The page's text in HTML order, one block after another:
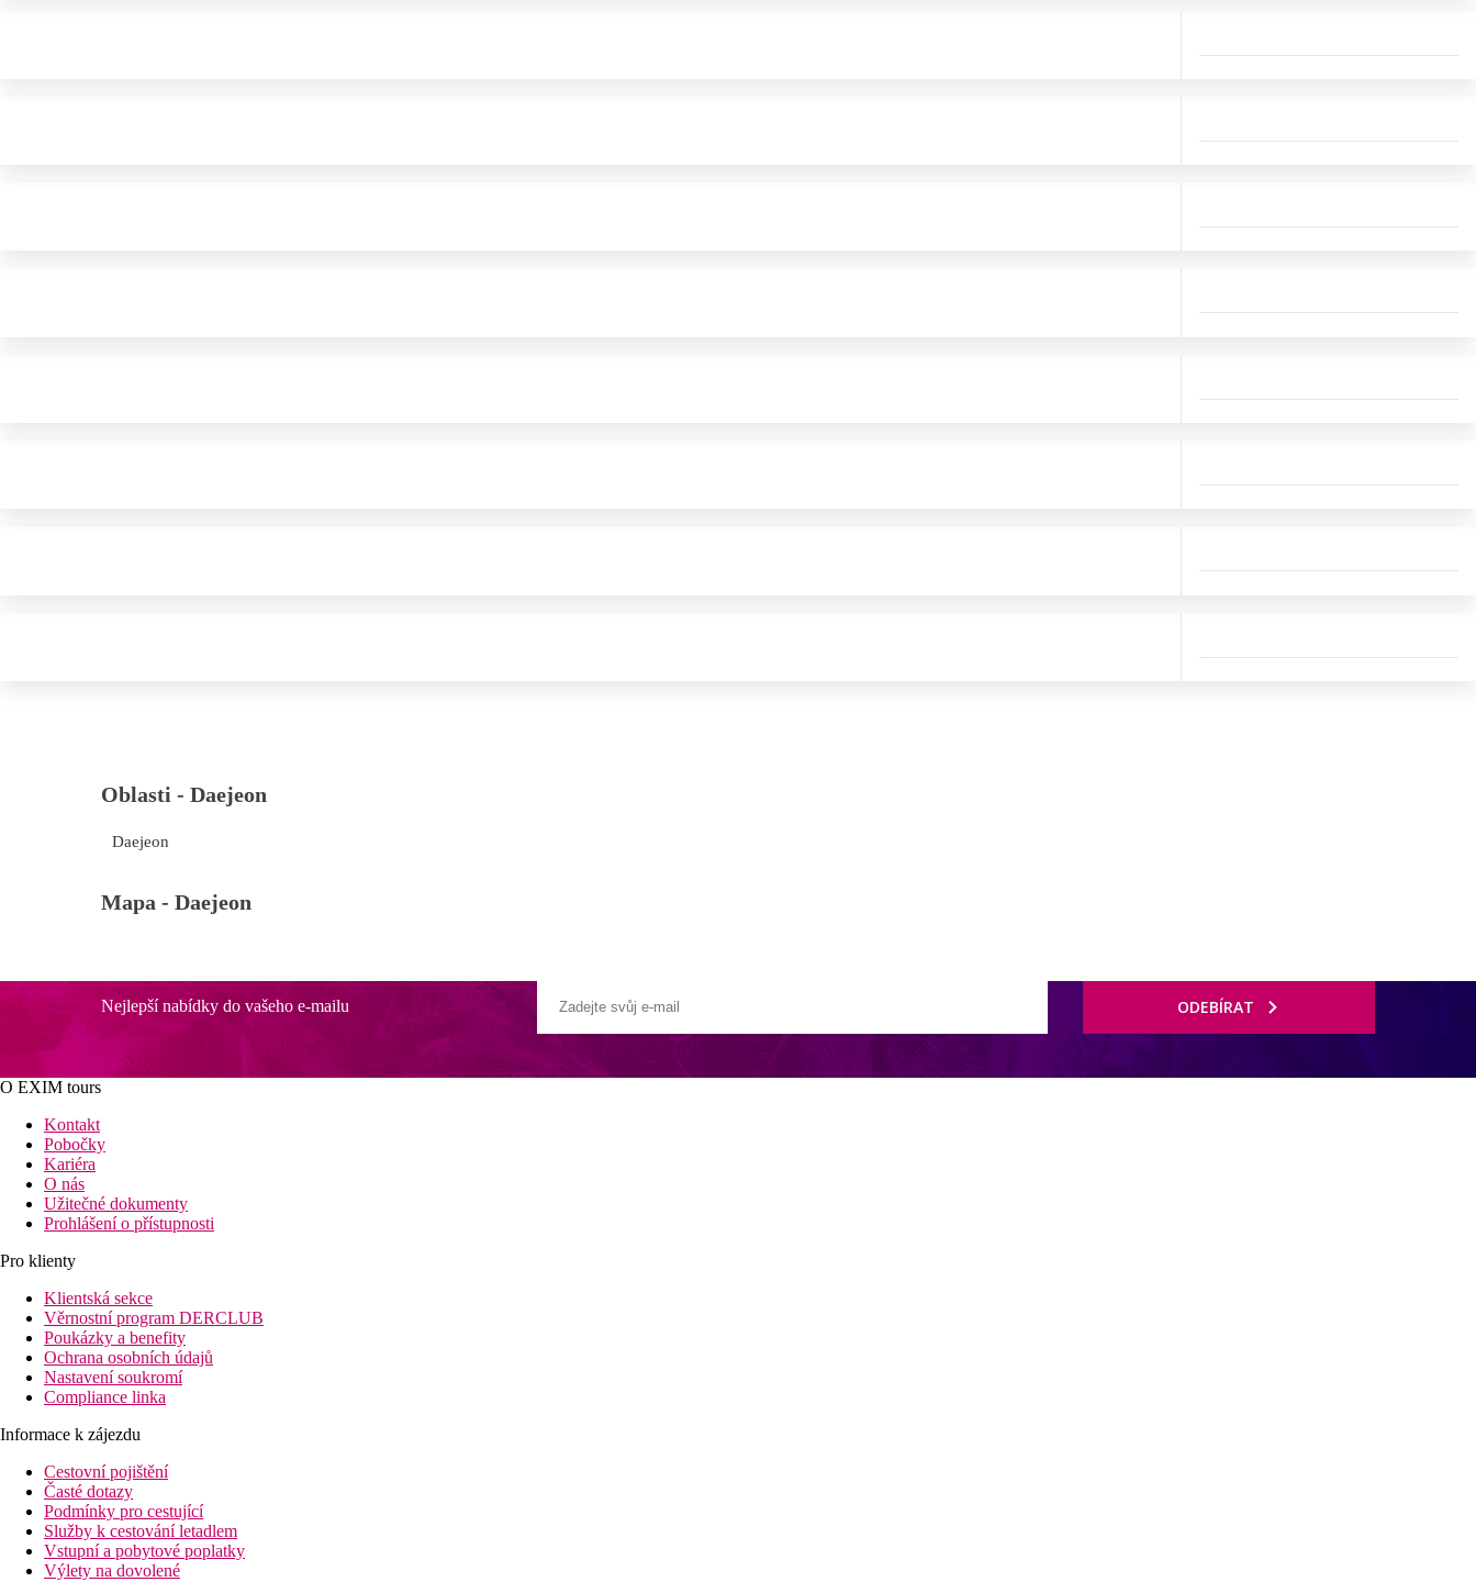
Oblasti - Daejeon
Daejeon
Mapa - Daejeon
Nejlepší nabídky do vašeho e-mailu ODEBÍRAT
O EXIM tours
Kontakt
Pobočky
Kariéra
O nás
Užitečné dokumenty
Prohlášení o přístupnosti
Pro klienty
Klientská sekce
Věrnostní program DERCLUB
Poukázky a benefity
Ochrana osobních údajů
Nastavení soukromí
Compliance linka
Informace k zájezdu
Cestovní pojištění
Časté dotazy
Podmínky pro cestující
Služby k cestování letadlem
Vstupní a pobytové poplatky
Výlety na dovolené